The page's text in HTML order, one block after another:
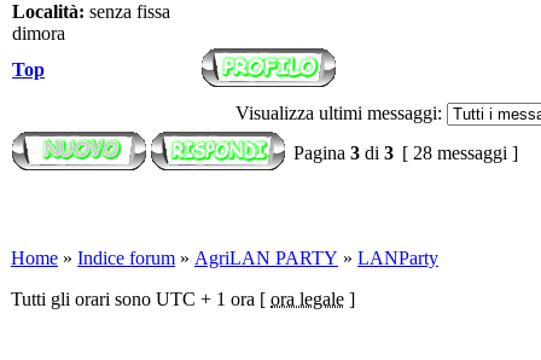
Località: senza fissa
dimora
Top
Visualizza ultimi messaggi:
Pagina 3 di 3 [ 28 messaggi ]
Home » Indice forum » AgriLAN PARTY » LANParty
Tutti gli orari sono UTC + 1 ora [ ora legale ]